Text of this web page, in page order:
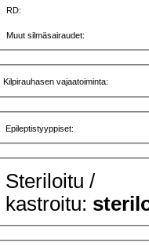
RD:
Muut silmäsairaudet:
Kilpirauhasen vajaatoiminta:
Epileptistyyppiset:
Steriloitu /
kastroitu: